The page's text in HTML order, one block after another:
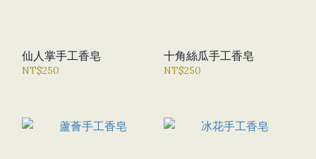
仙人掌手工香皂
NT$250
十角絲瓜手工香皂
NT$250